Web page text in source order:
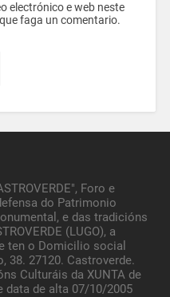
electrónico e web neste
faga un comentario.
Foro e
do Patrimonio
e das tradicións
(LUGO), a
ten o Domicilio social
38. 27120. Castroverde.
Culturáis da XUNTA de
data de alta 07/10/2005